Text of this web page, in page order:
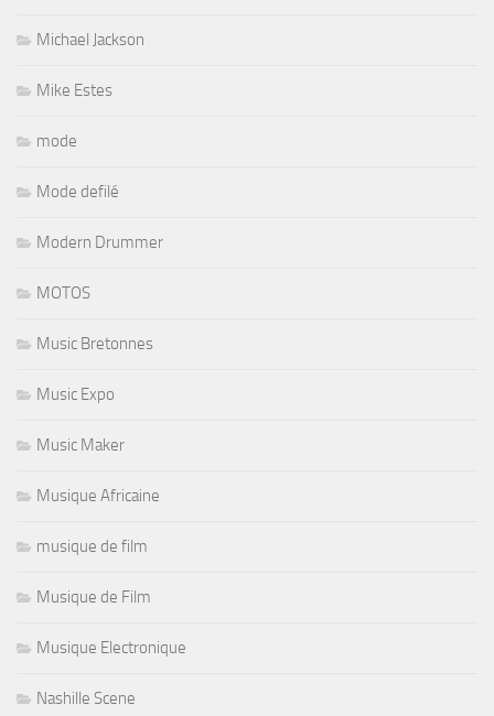
Michael Jackson
Mike Estes
mode
Mode defilé
Modern Drummer
MOTOS
Music Bretonnes
Music Expo
Music Maker
Musique Africaine
musique de film
Musique de Film
Musique Electronique
Nashille Scene